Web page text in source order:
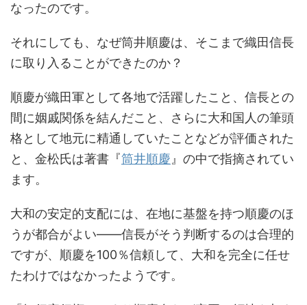
なったのです。
それにしても、なぜ筒井順慶は、そこまで織田信長
に取り入ることができたのか？
順慶が織田軍として各地で活躍したこと、信長との
間に姻戚関係を結んだこと、さらに大和国人の筆頭
格として地元に精通していたことなどが評価された
と、金松氏は著書『筒井順慶』の中で指摘されてい
ます。
大和の安定的支配には、在地に基盤を持つ順慶のほ
うが都合がよい――信長がそう判断するのは合理的
ですが、順慶を100％信頼して、大和を完全に任せ
たわけではなかったようです。